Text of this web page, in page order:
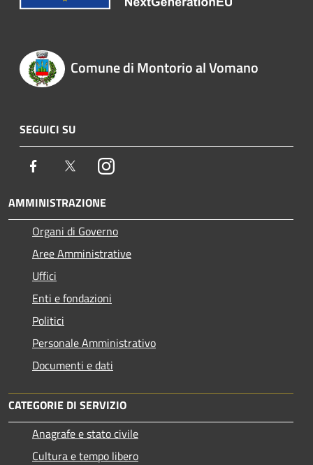
Comune di Montorio al Vomano
SEGUICI SU
Facebook TwitterInstagram
AMMINISTRAZIONE
Organi di Governo
Aree Amministrative
Uffici
Enti e fondazioni
Politici
Personale Amministrativo
Documenti e dati
CATEGORIE DI SERVIZIO
Anagrafe e stato civile
Cultura e tempo libero